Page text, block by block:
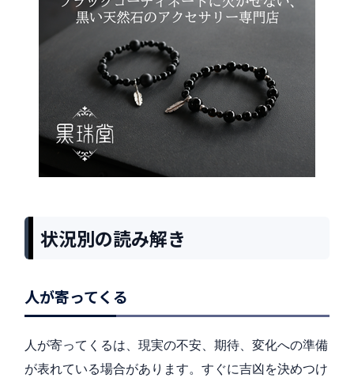
状況別の読み解き
人が寄ってくる
人が寄ってくるは、現実の不安、期待、変化への準備
が表れている場合があります。すぐに吉凶を決めつけ